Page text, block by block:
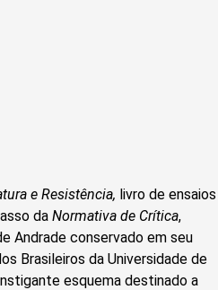
e Resistência, livro de ensaios
da Normativa de Crítica,
Andrade conservado em seu
Brasileiros da Universidade de
esquema destinado a